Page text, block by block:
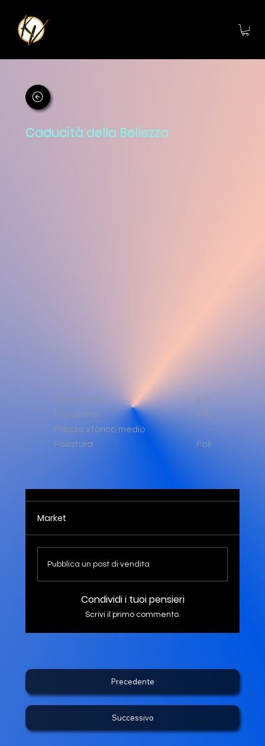
Caducità della Bellezza
Numero Set
Population
Prezzo storico medio
Foilatura
030
476
-
Foil
Precedente
Successivo
Market
Pubblica un post di vendita
Condividi i tuoi pensieri
Scrivi il primo commento.